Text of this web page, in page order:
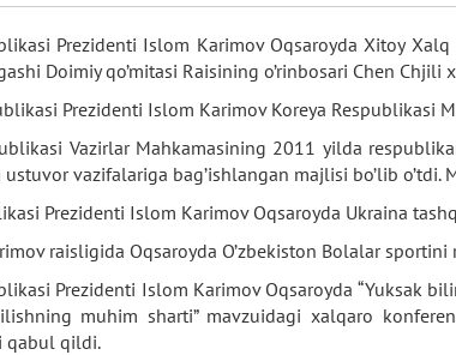
Prezidenti Islom Karimov Oqsaroyda Xitoy
Doimiy qo’mitasi Raisining o’rinbosari Chen
Prezidenti Islom Karimov Koreya Respublikasi
Vazirlar Mahkamasining 2011 yilda
vazifalariga bag’ishlangan majlisi bo’lib o’tdi.
Prezidenti Islom Karimov Oqsaroyda Ukraina
raisligida Oqsaroyda O’zbekiston Bolalar
Prezidenti Islom Karimov Oqsaroyda
muhim sharti” mavzuidagi xalqaro
qabul qildi.